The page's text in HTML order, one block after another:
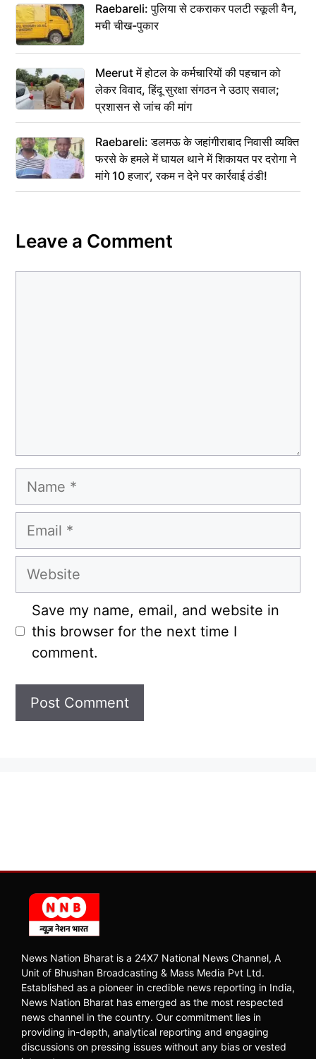
Raebareli: पुलिया से टकराकर पलटी स्कूली वैन,
मची चीख-पुकार
Meerut में होटल के कर्मचारियों की पहचान को
लेकर विवाद, हिंदू सुरक्षा संगठन ने उठाए सवाल;
प्रशासन से जांच की मांग
Raebareli: डलमऊ के जहांगीराबाद निवासी व्यक्ति
फरसे के हमले में घायल थाने में शिकायत पर दरोगा ने
मांगे 10 हजार’, रकम न देने पर कार्रवाई ठंडी!
Leave a Comment
Name
Email
Website
Save my name, email, and website in
this browser for the next time I
comment.
News Nation Bharat is a 24X7 National News Channel, A
Unit of Bhushan Broadcasting & Mass Media Pvt Ltd.
Established as a pioneer in credible news reporting in India,
News Nation Bharat has emerged as the most respected
news channel in the country. Our commitment lies in
providing in-depth, analytical reporting and engaging
discussions on pressing issues without any bias or vested